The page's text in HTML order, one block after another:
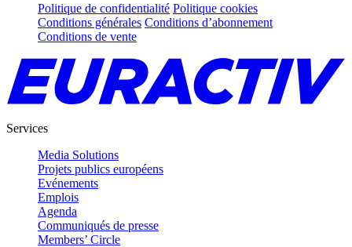
Politique de confidentialité Politique cookies
Conditions générales Conditions d’abonnement
Conditions de vente
Services
Media Solutions
Projets publics européens
Evénements
Emplois
Agenda
Communiqués de presse
Members’ Circle